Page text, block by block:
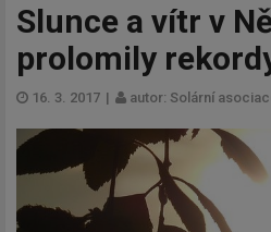
Slunce a vítr v
prolomily
16. 3. 2017 | autor: Solární